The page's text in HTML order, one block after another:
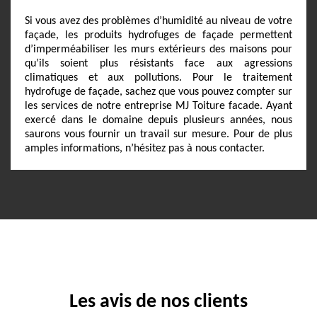
Si vous avez des problèmes d’humidité au niveau de votre
façade, les produits hydrofuges de façade permettent
d’imperméabiliser les murs extérieurs des maisons pour
qu’ils soient plus résistants face aux agressions
climatiques et aux pollutions. Pour le traitement
hydrofuge de façade, sachez que vous pouvez compter sur
les services de notre entreprise MJ Toiture facade. Ayant
exercé dans le domaine depuis plusieurs années, nous
saurons vous fournir un travail sur mesure. Pour de plus
amples informations, n’hésitez pas à nous contacter.
Les avis de nos clients